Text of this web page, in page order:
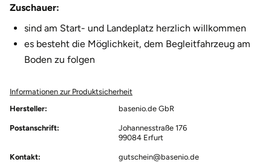
Zuschauer:
sind am Start- und Landeplatz herzlich willkommen
es besteht die Möglichkeit, dem Begleitfahrzeug am
Boden zu folgen
Informationen zur Produktsicherheit
Hersteller:
basenio.de GbR
Postanschrift:
Johannesstraße 176
99084 Erfurt
Kontakt: gutschein@basenio.de